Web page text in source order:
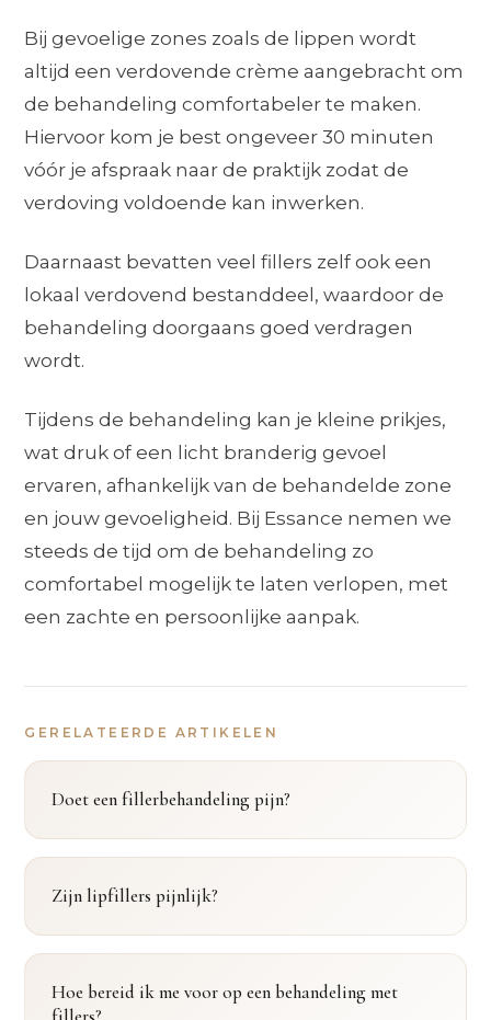
Bij gevoelige zones zoals de lippen wordt
altijd een verdovende crème aangebracht om
de behandeling comfortabeler te maken.
Hiervoor kom je best ongeveer 30 minuten
vóór je afspraak naar de praktijk zodat de
verdoving voldoende kan inwerken.
Daarnaast bevatten veel fillers zelf ook een
lokaal verdovend bestanddeel, waardoor de
behandeling doorgaans goed verdragen
wordt.
Tijdens de behandeling kan je kleine prikjes,
wat druk of een licht branderig gevoel
ervaren, afhankelijk van de behandelde zone
en jouw gevoeligheid. Bij Essance nemen we
steeds de tijd om de behandeling zo
comfortabel mogelijk te laten verlopen, met
een zachte en persoonlijke aanpak.
GERELATEERDE ARTIKELEN
Doet een fillerbehandeling pijn?
Zijn lipfillers pijnlijk?
Hoe bereid ik me voor op een behandeling met